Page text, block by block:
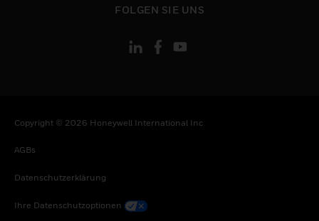
FOLGEN SIE UNS
Copyright © 2026 Honeywell International Inc
AGBs
Datenschutzerklärung
Ihre Datenschutzoptionen